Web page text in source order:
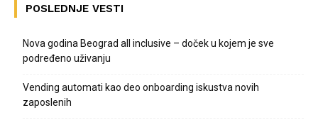
POSLEDNJE VESTI
Nova godina Beograd all inclusive – doček u kojem je sve
podređeno uživanju
Vending automati kao deo onboarding iskustva novih
zaposlenih